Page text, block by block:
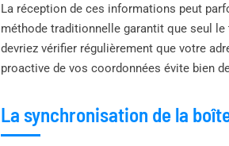
La réception de ces informations peut
méthode traditionnelle garantit que seul
devriez vérifier régulièrement que votre
proactive de vos coordonnées évite bien
La synchronisation de la